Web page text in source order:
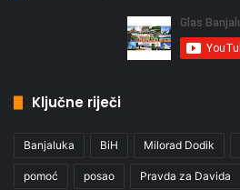
Ključne riječi
Banjaluka BiH Milorad Dodik
pomoć posao Pravda za Davida